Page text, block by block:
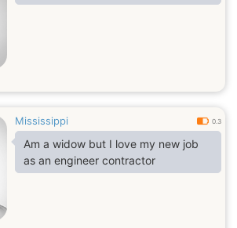
Mississippi 0.3
Am a widow but I love my new job
as an engineer contractor